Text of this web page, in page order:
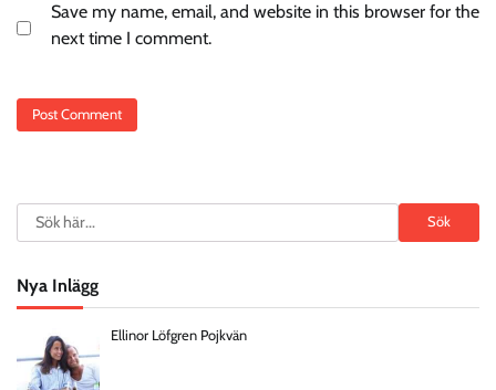
Save my name, email, and website in this browser for the
next time I comment.
Search Sök
Nya Inlägg
Ellinor Löfgren Pojkvän